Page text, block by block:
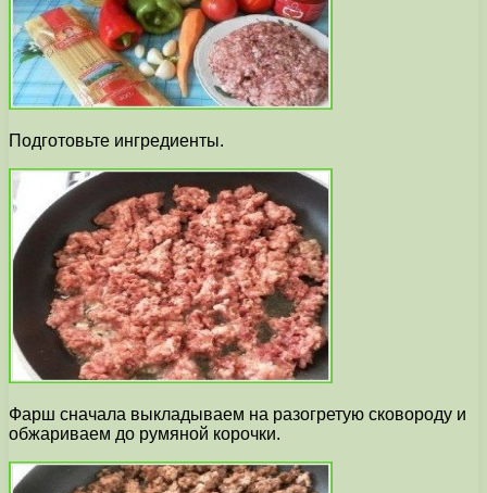
Подготовьте ингредиенты.
Фарш сначала выкладываем на разогретую сковороду и
обжариваем до румяной корочки.